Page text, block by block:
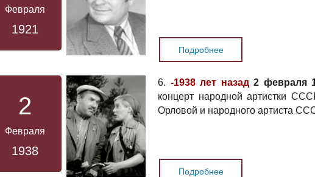
Февраля
1921
Подробнее
2
Февраля
1938
6. -1938 лет назад2 февраля
концерт народной артистки
Орловой и народного артиста
Подробнее